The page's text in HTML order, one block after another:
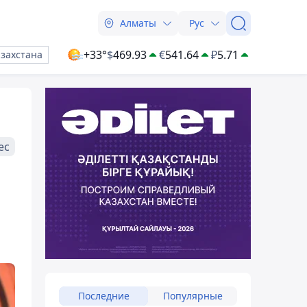
Алматы Рус
+33°$469.93 €541.64 ₽5.71
Последние Популярные